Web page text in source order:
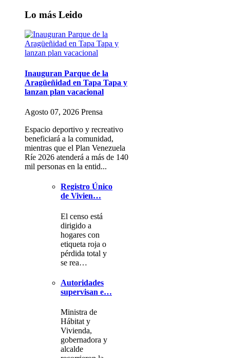
Lo más Leido
Inauguran Parque de la
Aragüeñidad en Tapa Tapa y
lanzan plan vacacional
Agosto 07, 2026 Prensa
Espacio deportivo y recreativo
beneficiará a la comunidad,
mientras que el Plan Venezuela
Ríe 2026 atenderá a más de 140
mil personas en la entid...
Registro Único
de Vivien…
El censo está
dirigido a
hogares con
etiqueta roja o
pérdida total y
se rea…
Autoridades
supervisan e…
Ministra de
Hábitat y
Vivienda,
gobernadora y
alcalde